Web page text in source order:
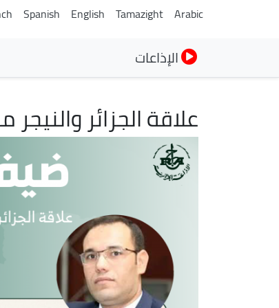
Arabic
Tamazight
English
Spanish
الإذاعات
علاقة الجزائر
الصورة